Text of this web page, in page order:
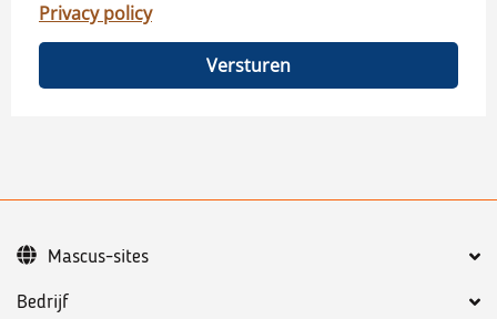
Privacy policy
Versturen
Bedrijf
Mascus-sites